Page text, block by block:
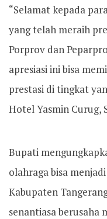
“Selamat kepada
yang telah meraih
Porprov dan
apresiasi ini bisa
prestasi di tingkat
Hotel Yasmin Curug,
Bupati
olahraga bisa
Kabupaten
senantiasa berusaha